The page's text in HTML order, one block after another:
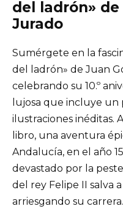
del ladrón» de
Jurado
Sumérgete en la
del ladrón» de Juan
celebrando su 10.º
lujosa que incluye
ilustraciones inéditas.
libro, una aventura
Andalucía, en el año
devastado por la
del rey Felipe II salva
arriesgando su